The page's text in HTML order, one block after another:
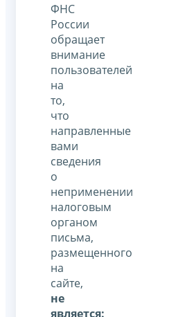
ФНС
России
обращает
внимание
пользователей
на
то,
что
направленные
вами
сведения
о
неприменении
налоговым
органом
письма,
размещенного
на
сайте,
не
является: